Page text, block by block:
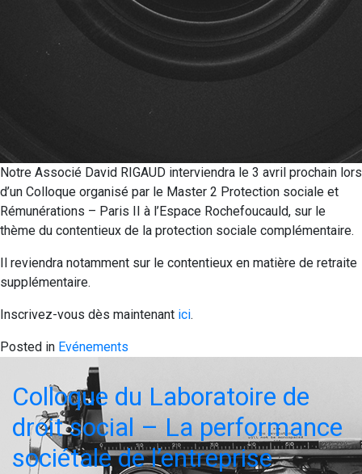
Notre Associé David RIGAUD interviendra le 3 avril prochain lors
d’un Colloque organisé par le Master 2 Protection sociale et
Rémunérations – Paris II à l’Espace Rochefoucauld, sur le
thème du contentieux de la protection sociale complémentaire.
Il reviendra notamment sur le contentieux en matière de retraite
supplémentaire.
Inscrivez-vous dès maintenant ici.
Posted in Evénements
Colloque du Laboratoire de
droit social – La performance
sociétale de l’entreprise